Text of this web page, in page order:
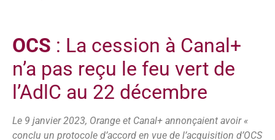
OCS : La cession à Canal+
n’a pas reçu le feu vert de
l’AdlC au 22 décembre
Le 9 janvier 2023, Orange et Canal+ annonçaient avoir «
conclu un protocole d’accord en vue de l’acquisition d’OCS